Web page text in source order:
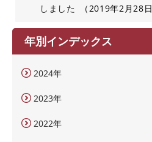
しました
2019年2月28日
年別インデックス
2024年
2023年
2022年